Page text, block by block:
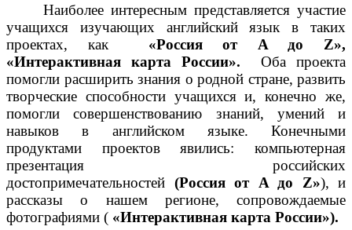
Наиболее интересным представляется участие
учащихся изучающих английский язык в таких
проектах, как «Россия от A до Z»,
«Интерактивная карта России».
Оба проекта
помогли расширить знания о родной стране, развить
творческие способности учащихся и, конечно же,
помогли совершенствованию знаний, умений и
навыков в английском языке. Конечными
продуктами проектов явились: компьютерная
презентация российских
достопримечательностей (Россия от A до Z»), и
рассказы о нашем регионе, сопровождаемые
фотографиями ( «Интерактивная карта России»).